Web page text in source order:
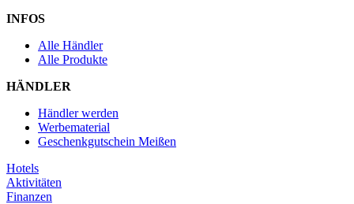
INFOS
Alle Händler
Alle Produkte
HÄNDLER
Händler werden
Werbematerial
Geschenkgutschein Meißen
Hotels
Aktivitäten
Finanzen